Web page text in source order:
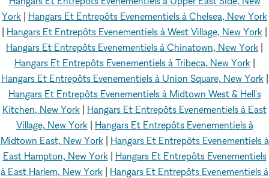
York
Hangars Et Entrepôts Evenementiels à Chelsea, New York
Hangars Et Entrepôts Evenementiels à West Village, New York
Hangars Et Entrepôts Evenementiels à Chinatown, New York
Hangars Et Entrepôts Evenementiels à Tribeca, New York|
Hangars Et Entrepôts Evenementiels à Union Square, New York|
Hangars Et Entrepôts Evenementiels à Midtown West & Hell's
Kitchen, New York
Hangars Et Entrepôts Evenementiels à East
Village, New York| Hangars Et Entrepôts Evenementiels à
Midtown East, New York| Hangars Et Entrepôts Evenementiels à
East Hampton, New York| Hangars Et Entrepôts Evenementiels
à East Harlem, New York
Hangars Et Entrepôts Evenementiels à